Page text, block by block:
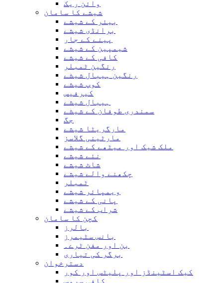
وائن ریک
شیشے کا سامان
بیئر کے شیشے
برانڈی شیشے
پینے کے جار
شیمپین کے شیشے
کافی کے شیشے
رنگین ٹمبلر
رنگین ہیبال شیشے
کوپ شیشے
کیرفیس
ہیبال شیشے
سمندری طوفان کے شیشے
جگ
مارگریٹا شیشے
مارٹینی گلاسز
ملک شیک اور میٹھے کے شیشے
نئے شیشے
شاٹ شیشے
چکھنے والے شیشے
ٹمبلر
ویمپائر شیشے
پانی کے شیشے
شراب کے شیشے
کچن کا سامان
بالرز
بانس سٹیمرز
بن اور مفن ٹرے۔
برگر کی تیاری
دسترخوان
کیک اسٹینڈز اور پلیٹس اور کور
کافی سروس